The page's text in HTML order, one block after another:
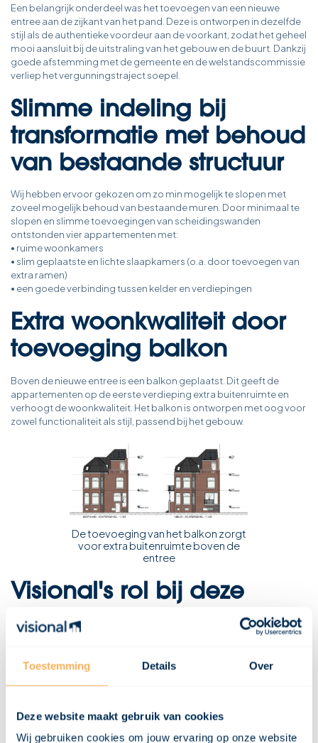
Toestemming Details Over
Deze website maakt gebruik van cookies
Wij gebruiken cookies om jouw ervaring op onze website
Een belangrijk onderdeel was het toevoegen van een nieuwe
entree aan de zijkant van het pand. Deze is ontworpen in dezelfde
stijl als de authentieke voordeur aan de voorkant, zodat het geheel
mooi aansluit bij de uitstraling van het gebouw en de buurt. Dankzij
goede afstemming met de gemeente en de welstandscommissie
verliep het vergunningstraject soepel.
Slimme indeling bij
transformatie met behoud
van bestaande structuur
Wij hebben ervoor gekozen om zo min mogelijk te slopen met
zoveel mogelijk behoud van bestaande muren. Door minimaal te
slopen en slimme toevoegingen van scheidingswanden
ontstonden vier appartementen met:
• ruime woonkamers
• slim geplaatste en lichte slaapkamers (o.a. door toevoegen van
extra ramen)
• een goede verbinding tussen kelder en verdiepingen
Extra woonkwaliteit door
toevoeging balkon
Boven de nieuwe entree is een balkon geplaatst. Dit geeft de
appartementen op de eerste verdieping extra buitenruimte en
verhoogt de woonkwaliteit. Het balkon is ontworpen met oog voor
zowel functionaliteit als stijl, passend bij het gebouw.
De toevoeging van het balkon zorgt
voor extra buitenruimte boven de
entree
Visional's rol bij deze
transformatie in
verzorgden niet alleen de technische uitwerking, maar dacht ook
kelder en de indeling van de appartementen. Ook de afstemming
met de gemeente en de welstandscommissie verliep soepel,